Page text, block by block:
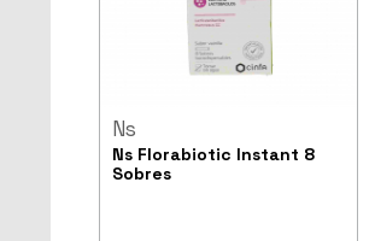
Ns
Ns Florabiotic Instant 8
Sobres